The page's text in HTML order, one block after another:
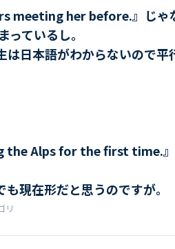
meeting her before.』じゃ
ているし。
は日本語がわからないので平
the Alps for the first time.』
現在形だと思うのですが。
リ